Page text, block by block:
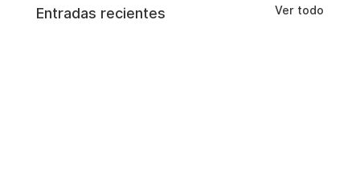
Entradas recientes Ver todo